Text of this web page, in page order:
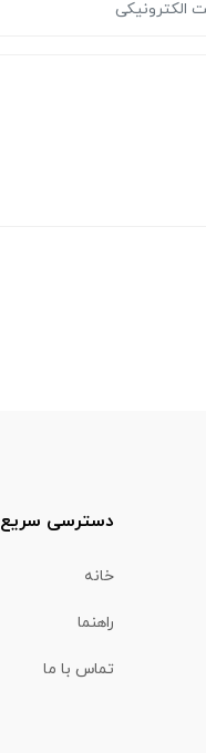
دسترسی سریع
خانه
راهنما
تماس با ما